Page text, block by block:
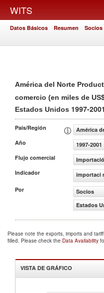
WITS
Datos Básicos Resumen Socios
América del Norte
comercio (en miles de
Estados Unidos 1997-2001
País/Región
América
Año
1997-2001
Flujo comercial
Indicador
importaci
Por
Socios
Estados
Please note the exports, imports and
filled. Please check the Data Availability
VISTA DE GRÁFICO